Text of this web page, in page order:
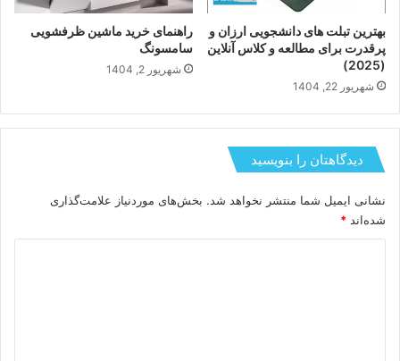
بهترین تبلت های دانشجویی ارزان و
پرقدرت برای مطالعه و کلاس آنلاین
(2025)
شهریور 22, 1404
راهنمای خرید ماشین ظرفشویی
سامسونگ
شهریور 2, 1404
دیدگاهتان را بنویسید
نشانی ایمیل شما منتشر نخواهد شد. بخش‌های موردنیاز علامت‌گذاری
شده‌اند *